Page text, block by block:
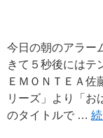
今日の朝のアラー
きて５秒後にはテ
ＥＭＯＮＴＥＡ佐
リーズ」より「お
のタイトルで …